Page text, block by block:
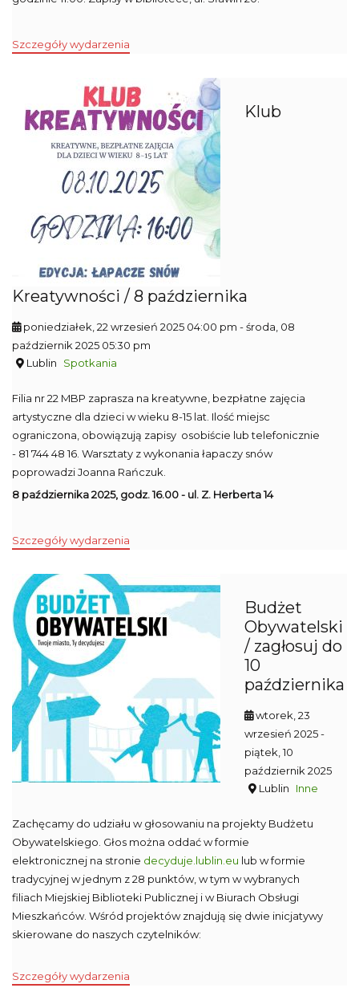
Szczegóły wydarzenia
Klub
Kreatywności / 8 października
poniedziałek, 22 wrzesień 2025 04:00 pm - środa, 08
październik 2025 05:30 pm
Lublin
Spotkania
Filia nr 22 MBP zaprasza na kreatywne, bezpłatne zajęcia
artystyczne dla dzieci w wieku 8-15 lat. Ilość miejsc
ograniczona, obowiązują zapisy osobiście lub telefonicznie
- 81 744 48 16. Warsztaty z wykonania łapaczy snów
poprowadzi Joanna Rańczuk.
8 października 2025, godz. 16.00 - ul. Z. Herberta 14
Szczegóły wydarzenia
Budżet
Obywatelski
/ zagłosuj do
10
października
wtorek, 23
wrzesień 2025-
piątek, 10
październik 2025
Lublin
Inne
Zachęcamy do udziału w głosowaniu na projekty Budżetu
Obywatelskiego. Głos można oddać w formie
elektronicznej na stronie decyduje.lublin.eu lub w formie
tradycyjnej w jednym z 28 punktów, w tym w wybranych
filiach Miejskiej Biblioteki Publicznej i w Biurach Obsługi
Mieszkańców. Wśród projektów znajdują się dwie inicjatywy
skierowane do naszych czytelników:
Szczegóły wydarzenia